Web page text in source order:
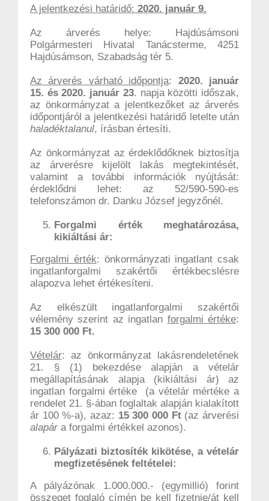
A jelentkezési határidő: 2020. január 9.
Az árverés helye: Hajdúsámsoni
Polgármesteri Hivatal Tanácsterme, 4251
Hajdúsámson, Szabadság tér 5.
Az árverés várható időpontja: 2020. január
15. és 2020. január 23. napja közötti időszak,
az önkormányzat a jelentkezőket az árverés
időpontjáról a jelentkezési határidő letelte után
haladéktalanul, írásban értesíti.
Az önkormányzat az érdeklődőknek biztosítja
az árverésre kijelölt lakás megtekintését,
valamint a további információk nyújtását:
érdeklődni lehet: az 52/590-590-es
telefonszámon dr. Danku József jegyzőnél.
Forgalmi érték meghatározása,
kikiáltási ár:
Forgalmi érték: önkormányzati ingatlant csak
ingatlanforgalmi szakértői értékbecslésre
alapozva lehet értékesíteni.
Az elkészült ingatlanforgalmi szakértői
vélemény szerint az ingatlan forgalmi értéke:
15 300 000 Ft.
Vételár: az önkormányzat lakásrendeletének
21. § (1) bekezdése alapján a vételár
megállapításának alapja (kikiáltási ár) az
ingatlan forgalmi értéke (a vételár mértéke a
rendelet 21. §-ában foglaltak alapján kialakított
ár 100 %-a), azaz: 15 300 000 Ft (az árverési
alapár a forgalmi értékkel azonos).
Pályázati biztosíték kikötése, a vételár
megfizetésének feltételei:
A pályázónak 1.000.000.- (egymillió) forint
összeget foglaló címén be kell fizetnie/át kell